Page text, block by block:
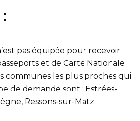
pas équipée pour recevoir
et de Carte Nationale
communes les plus proches qui
de demande sont : Estrées-
Ressons-sur-Matz.